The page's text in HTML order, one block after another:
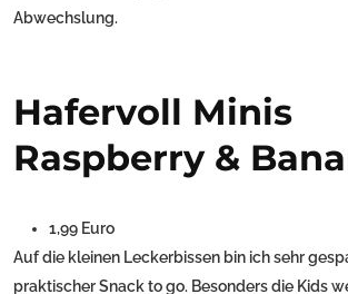
Abwechslung.
Hafervoll Minis
Raspberry &
1,99 Euro
Auf die kleinen Leckerbissen bin ich sehr
praktischer Snack to go. Besonders die Kids